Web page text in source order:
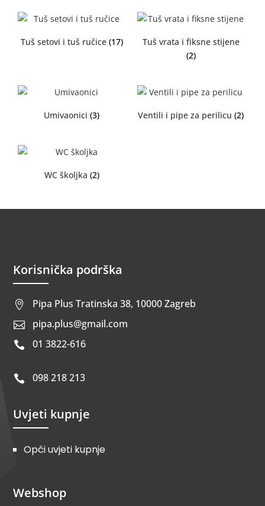
Tuš setovi i tuš ručice (17)
Tuš vrata i fiksne stijene
(2)
Umivaonici(3) Ventili i pipe za perilicu(2)
WC školjka (2)
Korisnička podrška
 Pipa Plus Tratinska 38, 10000 Zagreb
 pipa.plus@gmail.com
 01 3822-616
 098 218 213
Uvjeti kupnje
Opći uvjeti kupnje
Webshop